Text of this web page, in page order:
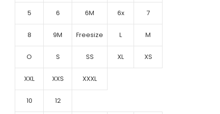
5 6 6M 6x 7
8 9M Freesize L M
O S SS XL XS
XXL XXS XXXL
10 12